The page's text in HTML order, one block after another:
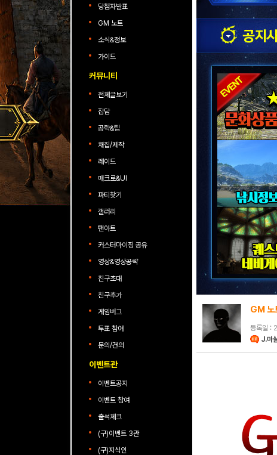
당첨자발표
GM 노트
소식&정보
가이드
커뮤니티
전체글보기
잡담
공략&팁
채집/제작
레이드
매크로&UI
파티찾기
갤러리
팬아트
커스터마이징 공유
영상&영상공략
친구초대
친구추가
게임버그
투표 참여
문의/건의
이벤트관
이벤트공지
이벤트 참여
출석체크
(구)이벤트 3관
(구)지식인
GM 노
등록일
J.마